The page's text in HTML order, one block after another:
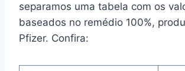
separamos uma tabela com os
baseados no remédio 100%,
Pfizer. Confira: